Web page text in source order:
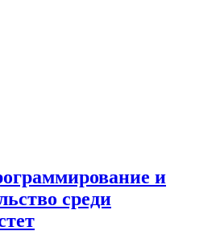
и
среди